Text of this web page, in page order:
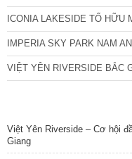
ICONIA LAKESIDE TỐ HỮU
IMPERIA SKY PARK NAM
VIỆT YÊN RIVERSIDE BẮC
Việt Yên Riverside – Cơ hội
Giang